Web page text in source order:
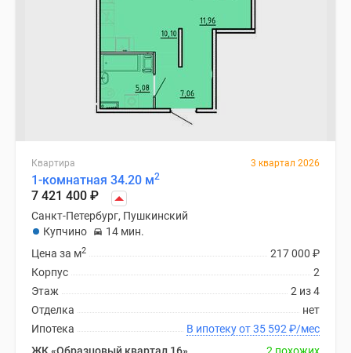
Квартира 3 квартал 2026
1-комнатная 34.20 м2
7 421 400 ₽
Санкт-Петербург, Пушкинский
Купчино
14 мин.
217 000 ₽
Цена за м2
2
Корпус
2 из 4
Этаж
нет
Отделка
В ипотеку от 35 592 ₽/мес
Ипотека